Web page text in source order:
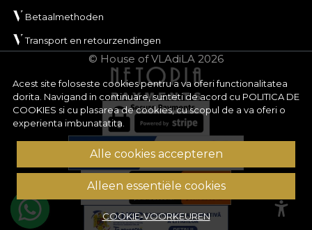
Acest site foloseste cookies pentru a va oferi functionalitatea
dorita. Navigand in continuare, sunteti de acord cu POLITICA DE
COOKIES si cu plasarea de cookies, cu scopul de a va oferi o
experienta imbunatatita.
Alle cookies accepteren
Alleen essentiële cookies
COOKIE-VOORKEUREN
Betaalmethoden
Transport en retourzendingen
© House of VLAdiLA 2026